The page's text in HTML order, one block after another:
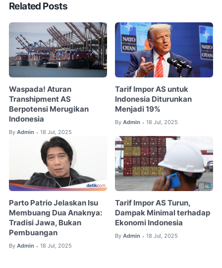
Related Posts
Waspada! Aturan
Transhipment AS
Berpotensi Merugikan
Indonesia
By Admin • 18 Jul, 2025
Tarif Impor AS untuk
Indonesia Diturunkan
Menjadi 19%
By Admin • 18 Jul, 2025
Parto Patrio Jelaskan Isu
Membuang Dua Anaknya:
Tradisi Jawa, Bukan
Pembuangan
By Admin • 18 Jul, 2025
Tarif Impor AS Turun,
Dampak Minimal terhadap
Ekonomi Indonesia
By Admin • 18 Jul, 2025